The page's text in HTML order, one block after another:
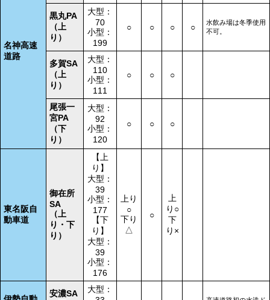
名神高速
道路
黒丸PA
（上
り）
大型：
70
小型：
199
○ ○ ○ ○
水飲み場は冬季使用
不可。
多賀SA
（上
り）
大型：
110
小型：
111
○ ○ ○
尾張一
宮PA
（下
り）
大型：
92
小型：
120
○ ○ ○
東名阪自
動車道
御在所
SA
（上
り・下
り）
【上
り】
大型：
39
小型：
177
【下
り】
大型：
39
小型：
176
上り
○
下り
△
○
上
り○
下
り×
安濃SA
大型：